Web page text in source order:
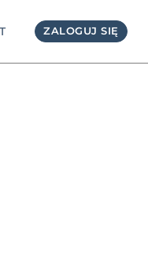
ZALOGUJ SIĘ